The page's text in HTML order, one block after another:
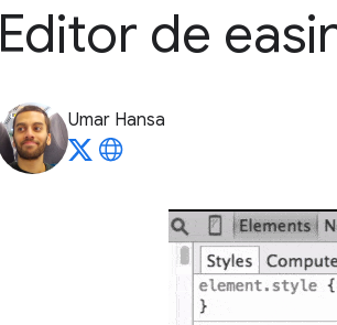
Editor de
Umar Hansa